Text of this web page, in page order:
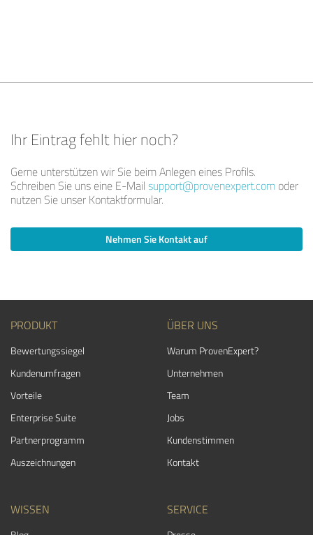
Ihr Eintrag fehlt hier noch?
Gerne unterstützen wir Sie beim Anlegen eines Profils.
Schreiben Sie uns eine E-Mail support@provenexpert.com oder
nutzen Sie unser Kontaktformular.
Nehmen Sie Kontakt auf
PRODUKT
Bewertungssiegel
Kundenumfragen
Vorteile
Enterprise Suite
Partnerprogramm
Auszeichnungen
ÜBER UNS
Warum ProvenExpert?
Unternehmen
Team
Jobs
Kundenstimmen
Kontakt
WISSEN SERVICE